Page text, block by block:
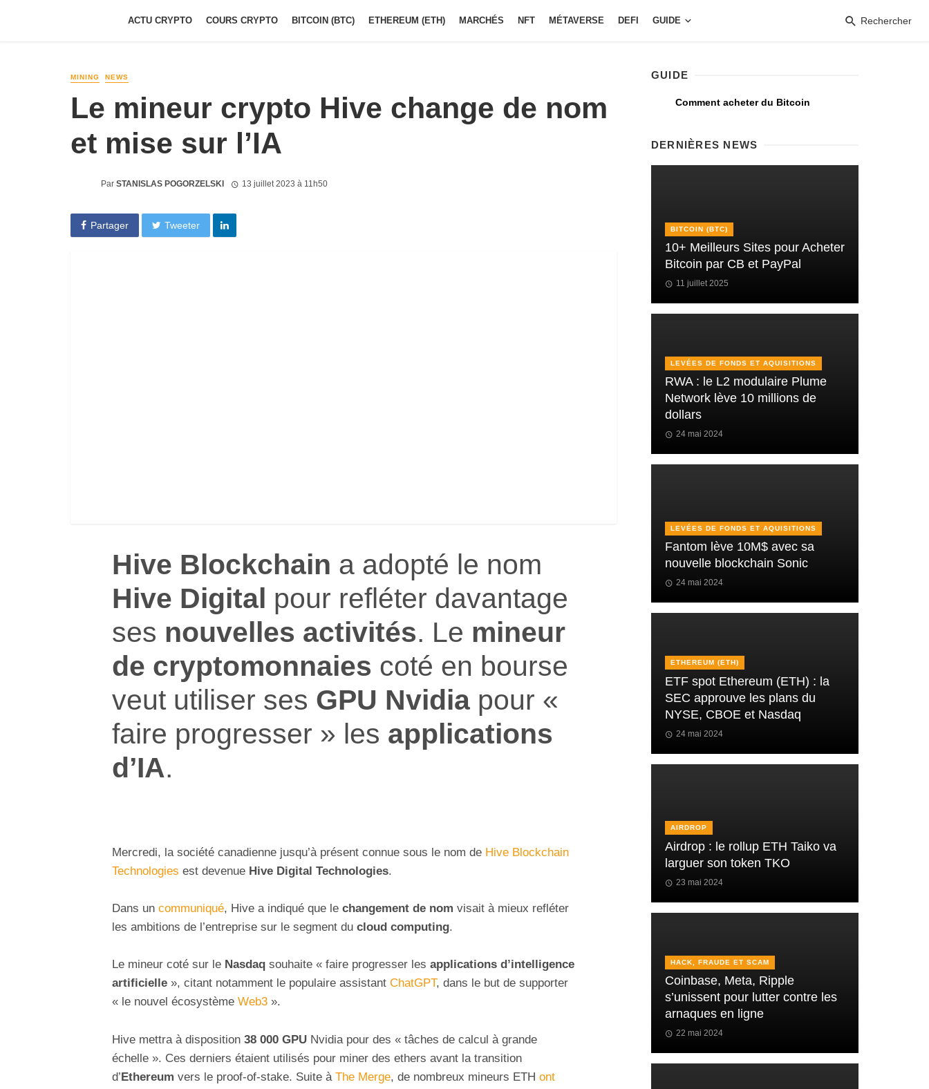
ACTU CRYPTO COURS CRYPTO BITCOIN (BTC) ETHEREUM (ETH) MARCHÉS NFT MÉTAVERSE DEFI GUIDE Rechercher
MINING NEWS
Le mineur crypto Hive change de nom
et mise sur l’IA
Par STANISLAS POGORZELSKI 13 juillet 2023 à 11h50
Partager Tweeter
Hive Blockchain a adopté le nom
Hive Digital pour refléter davantage
ses nouvelles activités. Le mineur
de cryptomonnaies coté en bourse
veut utiliser ses GPU Nvidia pour «
faire progresser » les applications
d’IA.
Mercredi, la société canadienne jusqu’à présent connue sous le nom de Hive Blockchain
Technologies est devenue Hive Digital Technologies.
Dans un communiqué, Hive a indiqué que le changement de nom visait à mieux refléter
les ambitions de l’entreprise sur le segment du cloud computing.
Le mineur coté sur le Nasdaq souhaite « faire progresser les applications d’intelligence
artificielle », citant notamment le populaire assistant ChatGPT, dans le but de supporter
« le nouvel écosystème Web3 ».
Hive mettra à disposition 38 000 GPU Nvidia pour des « tâches de calcul à grande
échelle ». Ces derniers étaient utilisés pour miner des ethers avant la transition
d’Ethereum vers le proof-of-stake. Suite à The Merge, de nombreux mineurs ETH ont
GUIDE
Comment acheter du Bitcoin
DERNIÈRES NEWS
BITCOIN (BTC)
10+ Meilleurs Sites pour Acheter
Bitcoin par CB et PayPal
11 juillet 2025
LEVÉES DE FONDS ET AQUISITIONS
RWA : le L2 modulaire Plume
Network lève 10 millions de
dollars
24 mai 2024
LEVÉES DE FONDS ET AQUISITIONS
Fantom lève 10M$ avec sa
nouvelle blockchain Sonic
24 mai 2024
ETHEREUM (ETH)
ETF spot Ethereum (ETH) : la
SEC approuve les plans du
NYSE, CBOE et Nasdaq
24 mai 2024
AIRDROP
Airdrop : le rollup ETH Taiko va
larguer son token TKO
23 mai 2024
HACK, FRAUDE ET SCAM
Coinbase, Meta, Ripple
s’unissent pour lutter contre les
arnaques en ligne
22 mai 2024